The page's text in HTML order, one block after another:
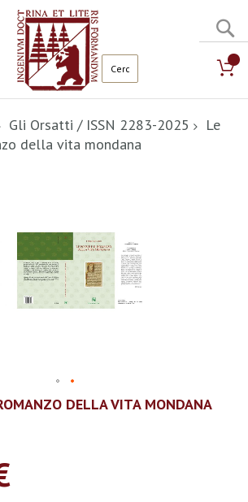
Gli Orsatti / ISSN 2283-2025
Le
della vita mondana
DELLA VITA MONDANA